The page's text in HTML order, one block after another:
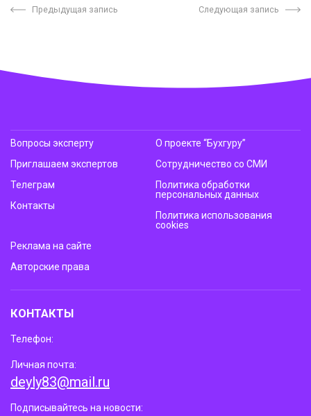
Предыдущая запись Следующая запись
Вопросы эксперту
Приглашаем экспертов
Телеграм
Контакты
О проекте “Бухгуру”
Сотрудничество со СМИ
Политика обработки
персональных данных
Политика использования
cookies
Реклама на сайте
Авторские права
КОНТАКТЫ
Телефон:
Личная почта:
deyly83@mail.ru
Подписывайтесь на новости: